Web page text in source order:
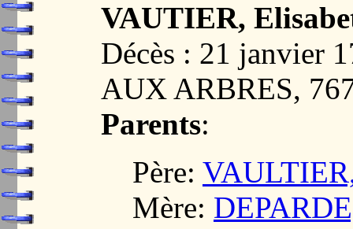
VAUTIER,
Décès : 21 janvier
AUX ARBRES,
Parents:
Père:
Mère: